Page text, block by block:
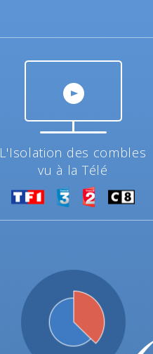
L'Isolation des combles
vu à la Télé